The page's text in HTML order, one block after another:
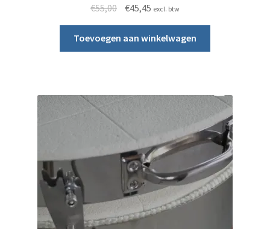
€55,00 Oorspronkelijke prijs was: €55,00.
€45,45Huidige prijs is: €45,45.
excl. btw
Toevoegen aan winkelwagen